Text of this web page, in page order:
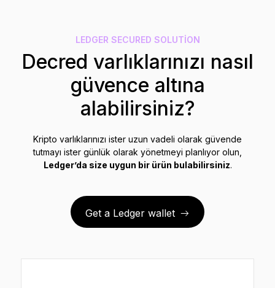
LEDGER SECURED SOLUTION
Decred varlıklarınızı nasıl
güvence altına
alabilirsiniz?
Kripto varlıklarınızı ister uzun vadeli olarak güvende
tutmayı ister günlük olarak yönetmeyi planlıyor olun,
Ledger’da size uygun bir ürün bulabilirsiniz.
Get a Ledger wallet